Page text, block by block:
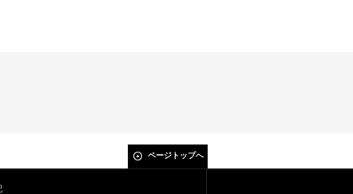
ページトップへ